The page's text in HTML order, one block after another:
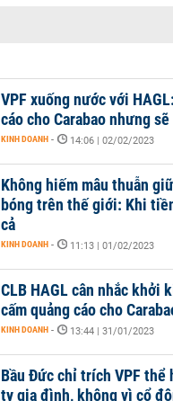
VPF xuống nước với
cáo cho Carabao nhưng
KINH DOANH - 14:06 | 02/02/2023
Không hiếm mâu thuẫn
bóng trên thế giới: Khi
cả
KINH DOANH - 11:13 | 01/02/2023
CLB HAGL cân nhắc khởi
cấm quảng cáo cho
KINH DOANH - 13:44 | 31/01/2023
Bầu Đức chỉ trích VPF thể
ty gia đình, không vì cổ